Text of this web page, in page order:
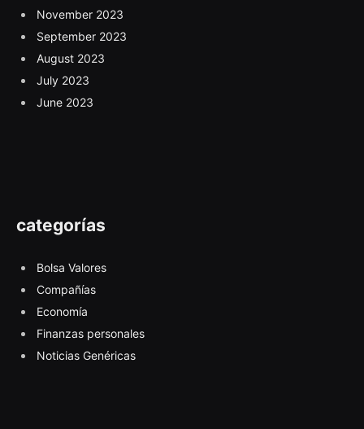
November 2023
September 2023
August 2023
July 2023
June 2023
categorías
Bolsa Valores
Compañías
Economía
Finanzas personales
Noticias Genéricas